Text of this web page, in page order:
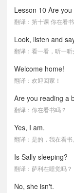
Lesson 10 Are
翻译：第十课 你在看
Look, listen and
翻译：看一看，听一
Welcome home!
翻译：欢迎回家！
Are you reading a
翻译：你在看书吗？
Yes, I am.
翻译：是的，我在看书。
Is Sally sleeping?
翻译：萨利在睡觉吗？
No, she isn't.